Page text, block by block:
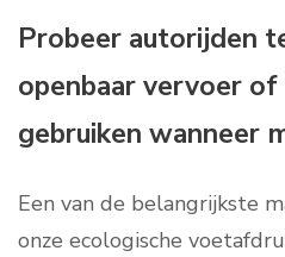
Probeer autorijden
openbaar vervoer
gebruiken wanneer
Een van de belangrijkste
onze ecologische